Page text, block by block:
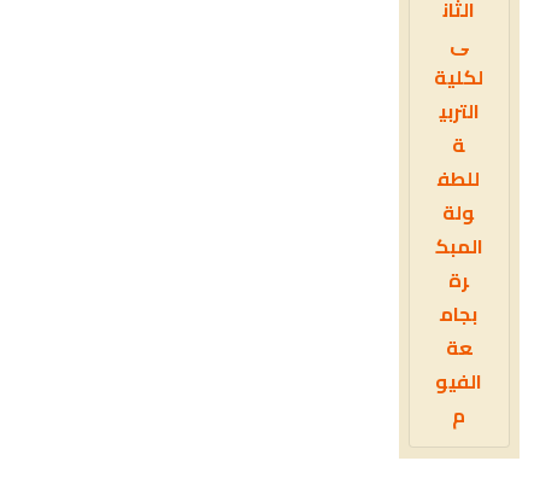
الثان
ى
لكلية
التربي
ة
للطف
ولة
المبك
رة
بجام
عة
الفيو
م